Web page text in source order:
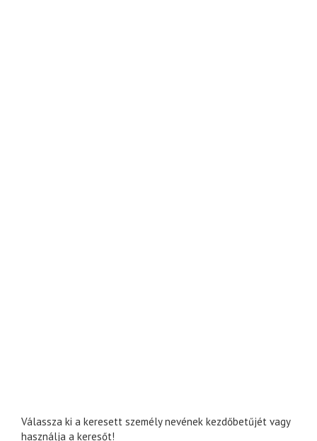
Válassza ki a keresett személy nevének kezdőbetűjét vagy
használja a keresőt!